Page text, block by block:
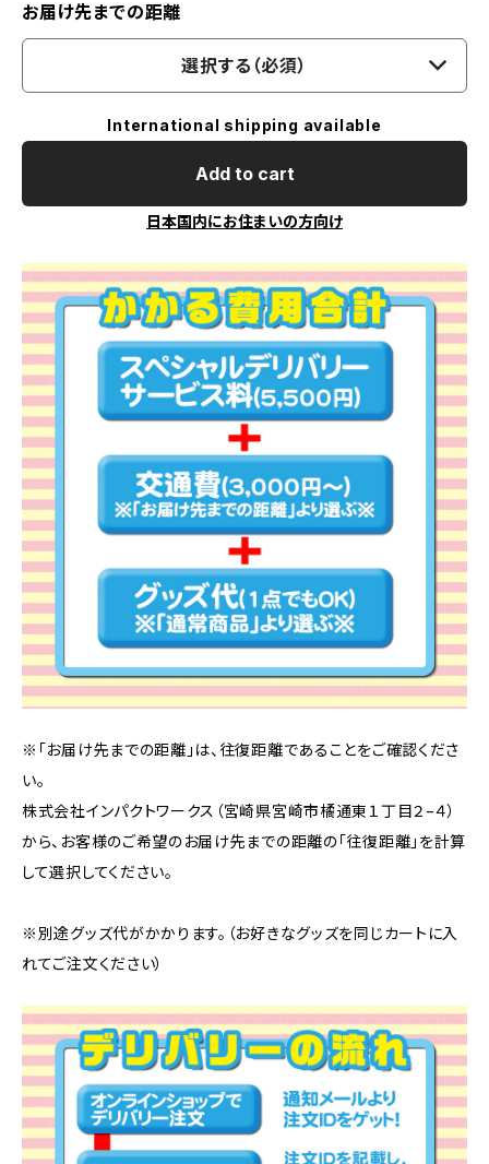
お届け先までの距離
選択する（必須）
International shipping available
Add to cart
日本国内にお住まいの方向け
※「お届け先までの距離」は、往復距離であることをご確認くださ
い。
株式会社インパクトワークス（宮崎県宮崎市橘通東１丁目２−４）
から、お客様のご希望のお届け先までの距離の「往復距離」を計算
して選択してください。
※別途グッズ代がかかります。（お好きなグッズを同じカートに入
れてご注文ください）